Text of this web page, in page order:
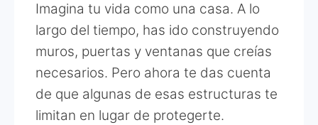
Imagina tu vida como una casa. A lo
largo del tiempo, has ido construyendo
muros, puertas y ventanas que creías
necesarios. Pero ahora te das cuenta
de que algunas de esas estructuras te
limitan en lugar de protegerte.